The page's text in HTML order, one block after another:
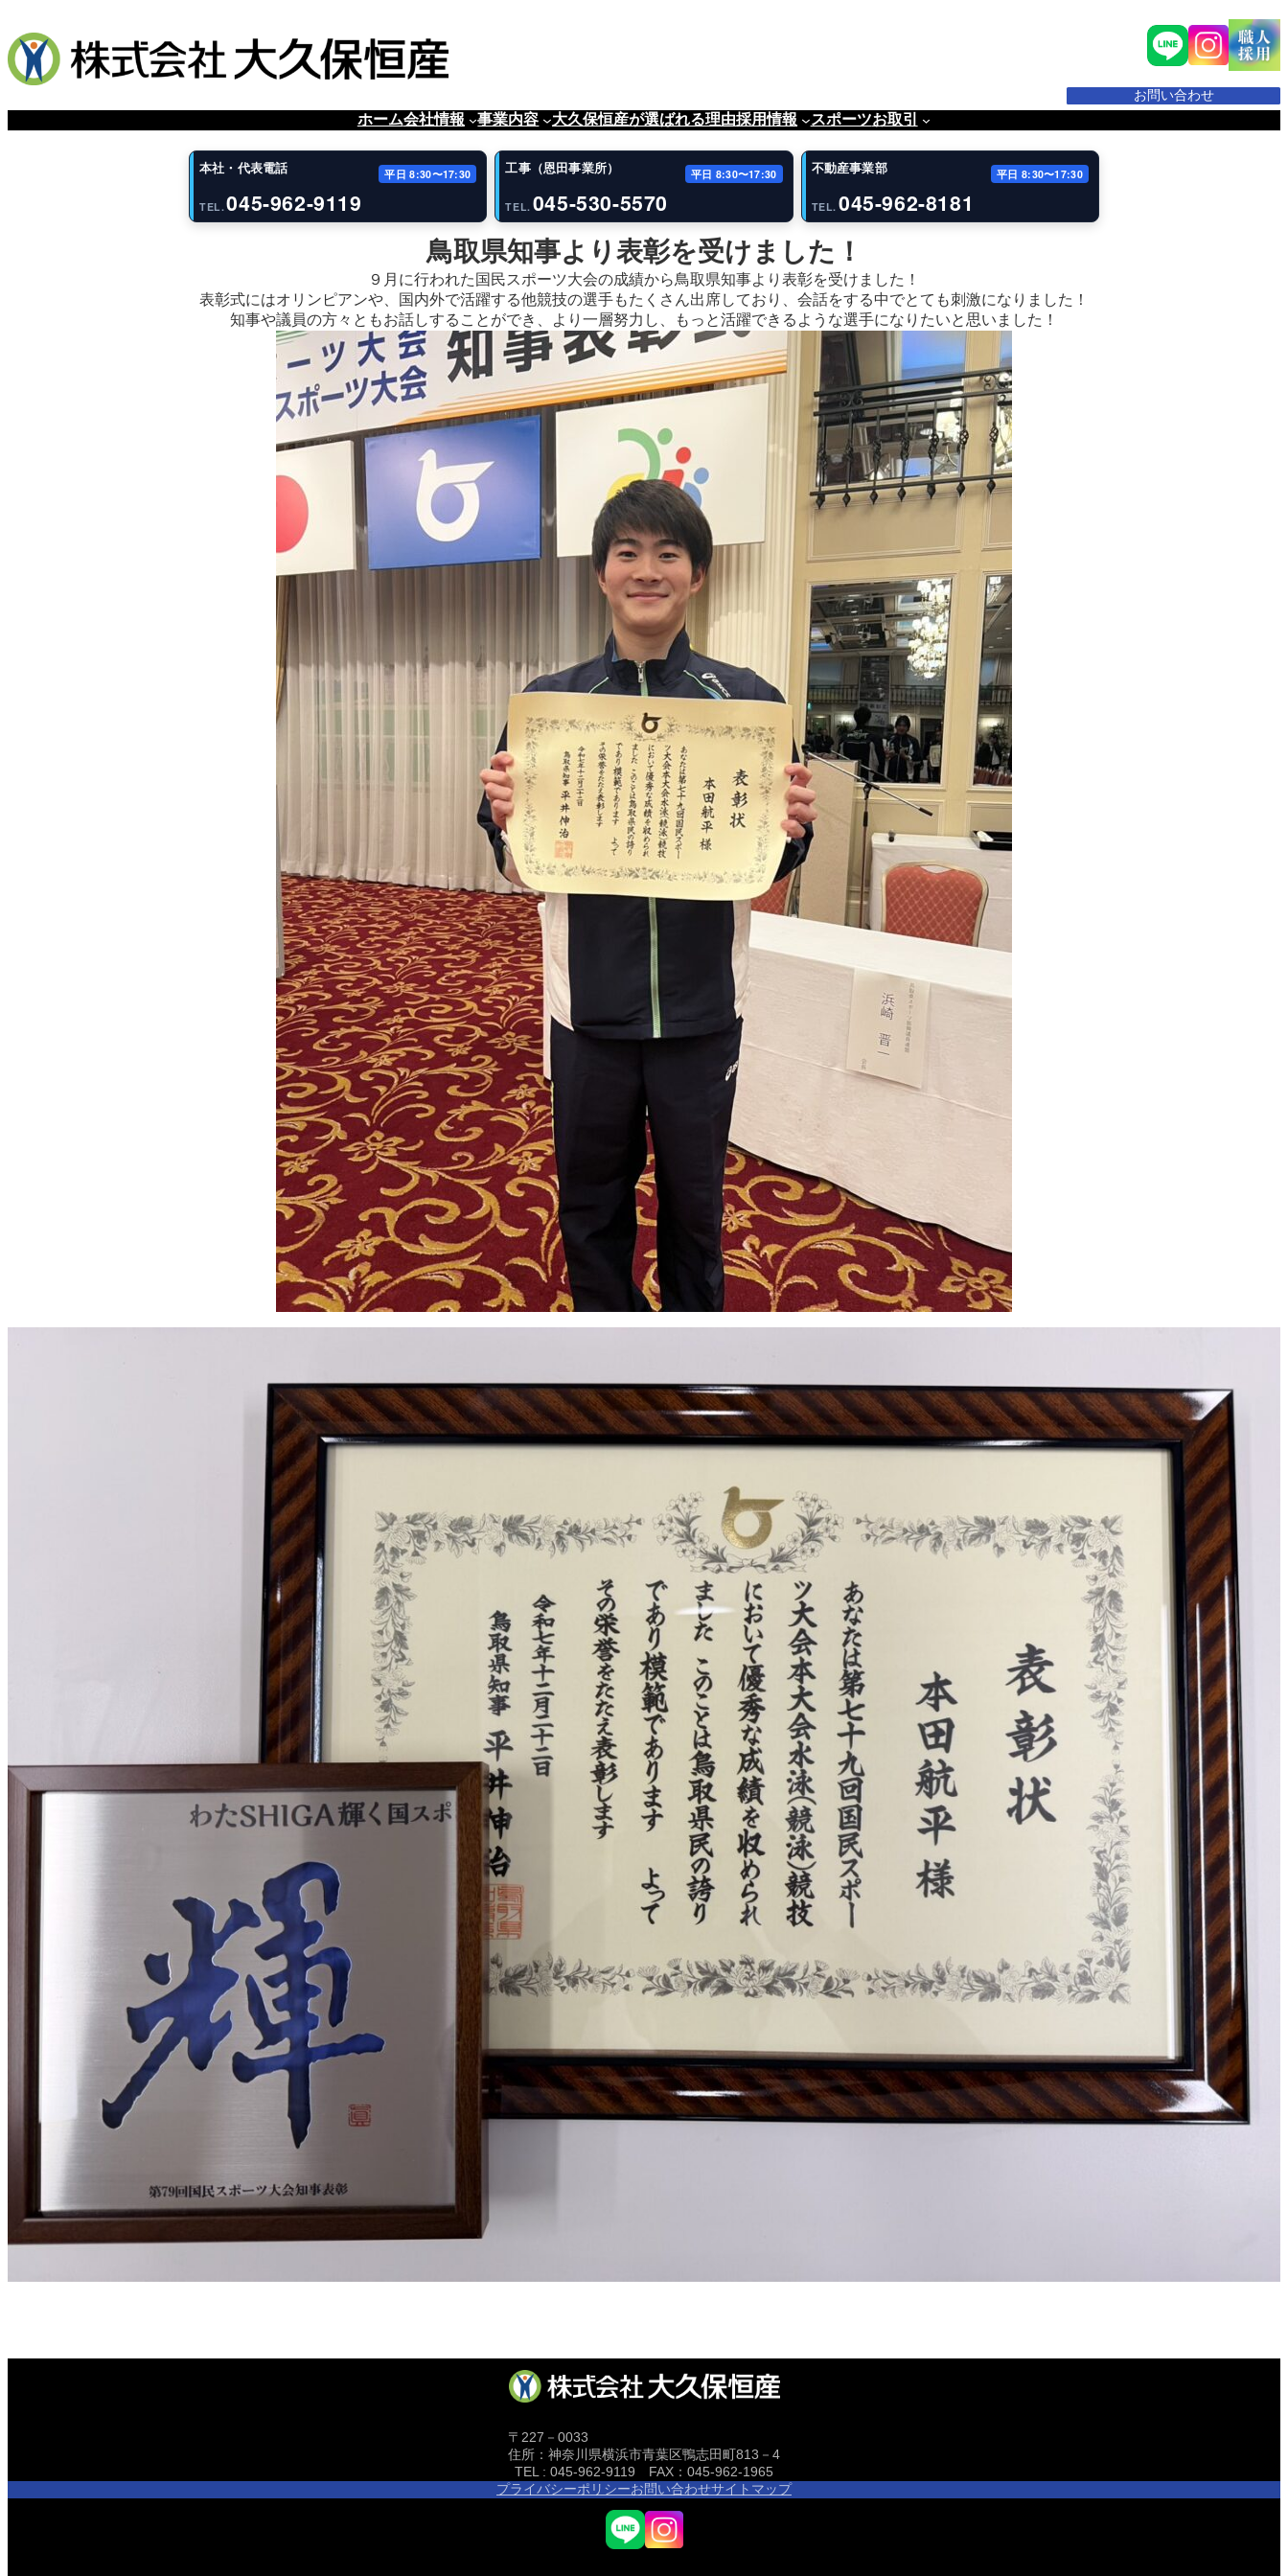
お問い合わせ
ホーム会社情報 事業内容 大久保恒産が選ばれる理由採用情報 スポーツお取引
本社・代表電話 平日 8:30〜17:30
TEL.045-962-9119
工事（恩田事業所） 平日 8:30〜17:30
TEL. 045-530-5570
不動産事業部 平日 8:30〜17:30
TEL. 045-962-8181
鳥取県知事より表彰を受けました！
９月に行われた国民スポーツ大会の成績から鳥取県知事より表彰を受けました！
表彰式にはオリンピアンや、国内外で活躍する他競技の選手もたくさん出席しており、会話をする中でとても刺激になりました！
知事や議員の方々ともお話しすることができ、より一層努力し、もっと活躍できるような選手になりたいと思いました！
〒227－0033
住所：神奈川県横浜市青葉区鴨志田町813－4
TEL : 045-962-9119 FAX：045-962-1965
プライバシーポリシーお問い合わせサイトマップ